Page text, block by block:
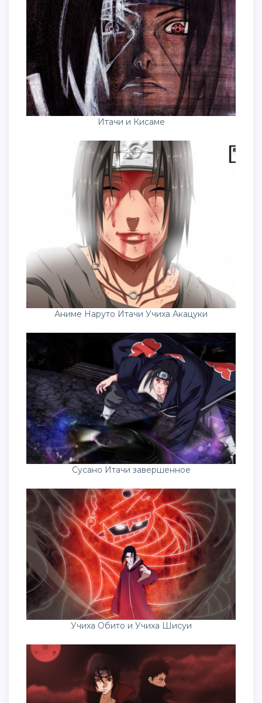
Итачи и Кисаме
Аниме Наруто Итачи Учиха Акацуки
Сусано Итачи завершенное
Учиха Обито и Учиха Шисуи